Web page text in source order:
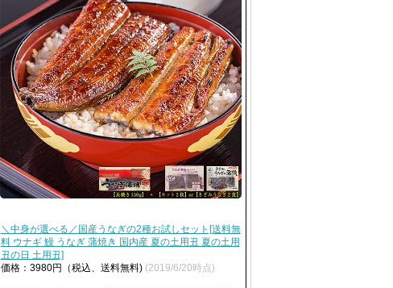
＼中身が選べる／国産うなぎの2種お試しセット[送料無
料 ウナギ 鰻 うなぎ 蒲焼き 国内産 夏の土用丑 夏の土用
丑の日 土用丑]
価格：3980円（税込、送料無料) (2019/6/20時点)